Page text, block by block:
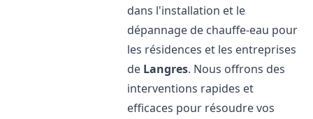
dans l'installation et le
dépannage de chauffe-eau pour
les résidences et les entreprises
de Langres. Nous offrons des
interventions rapides et
efficaces pour résoudre vos